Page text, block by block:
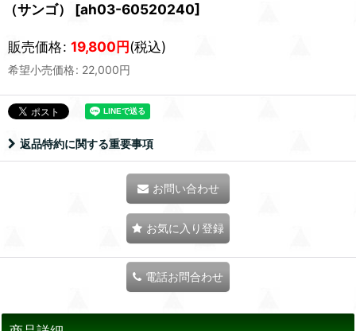
（サンゴ）
[ah03-60520240]
販売価格: 19,800円(税込)
希望小売価格: 22,000円
返品特約に関する重要事項
お問い合わせ
お気に入り登録
電話お問合わせ